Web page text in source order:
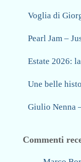
Voglia di
Pearl Jam –
Estate 2026:
Une belle
Giulio Nenna
Commenti